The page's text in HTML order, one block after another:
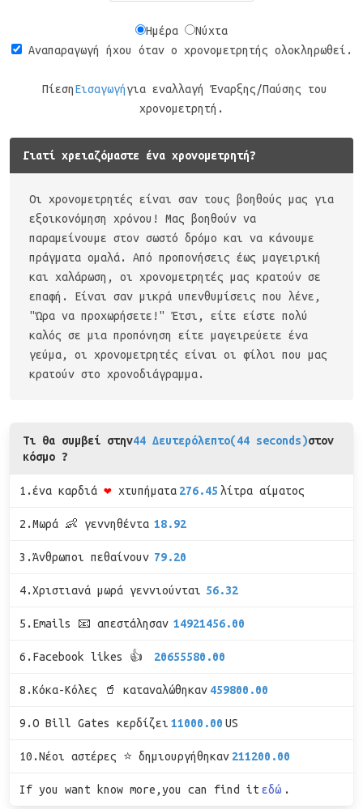
Ημέρα
Νύχτα
Αναπαραγωγή ήχου όταν ο χρονομετρητής ολοκληρωθεί.
ΠίεσηΕισαγωγήγια εναλλαγή Έναρξης/Παύσης του
χρονομετρητή.
Γιατί χρειαζόμαστε ένα χρονομετρητή?
Οι χρονομετρητές είναι σαν τους βοηθούς μας για
εξοικονόμηση χρόνου! Μας βοηθούν να
παραμείνουμε στον σωστό δρόμο και να κάνουμε
πράγματα ομαλά. Από προπονήσεις έως μαγειρική
και χαλάρωση, οι χρονομετρητές μας κρατούν σε
επαφή. Είναι σαν μικρά υπενθυμίσεις που λένε,
"Ώρα να προχωρήσετε!" Έτσι, είτε είστε πολύ
καλός σε μια προπόνηση είτε μαγειρεύετε ένα
γεύμα, οι χρονομετρητές είναι οι φίλοι που μας
κρατούν στο χρονοδιάγραμμα.
Τι θα συμβεί στην44 Δευτερόλεπτο(44 seconds)στον
κόσμο ?
1.ένα καρδιά ❤ χτυπήματα 276.45 λίτρα αίματος
2.Μωρά 👶 γεννηθέντα 18.92
3.Άνθρωποι πεθαίνουν 79.20
4.Χριστιανά μωρά γεννιούνται 56.32
5.Emails 📧 απεστάλησαν 14921456.00
6.Facebook likes 👍 20655580.00
8.Κόκα-Κόλες 🥤 καταναλώθηκαν 459800.00
9.Ο Bill Gates κερδίζει 11000.00 US
10.Νέοι αστέρες ⭐ δημιουργήθηκαν 211200.00
If you want know more,you can find it εδώ .